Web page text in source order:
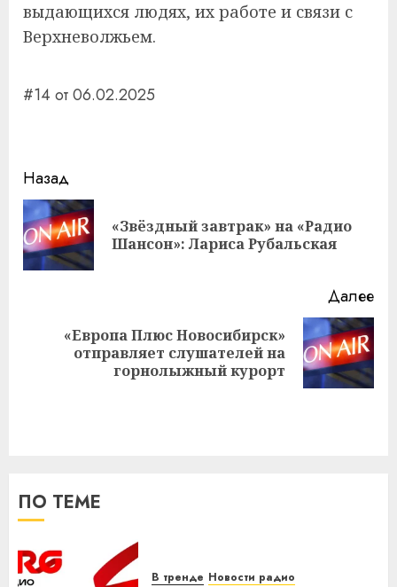
выдающихся людях, их работе и связи с
Верхневолжьем.
#14 от 06.02.2025
Навигация
записи
Назад
«Звёздный завтрак» на «Радио
Шансон»: Лариса Рубальская
Далее
Следующая
«Европа Плюс Новосибирск»
отправляет слушателей на
горнолыжный курорт
ПО ТЕМЕ
В тренде Новости радио